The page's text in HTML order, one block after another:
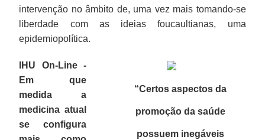
intervenção no âmbito de, uma vez mais tomando-se
liberdade com as ideias foucaultianas, uma
epidemiopolítica.
“Certos aspectos da
promoção da saúde
possuem inegáveis
IHU On-Line -
Em que
medida a
medicina atual
se configura